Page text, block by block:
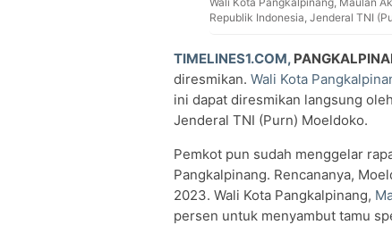
Republik Indonesia, Jenderal TNI
TIMELINES1.COM,
diresmikan. Wali Kota
ini dapat diresmikan langsung
Jenderal TNI (Purn) Moeldoko.
Pemkot pun sudah menggelar
Pangkalpinang. Rencananya,
2023. Wali Kota Pangkalpinang,
persen untuk menyambut tamu